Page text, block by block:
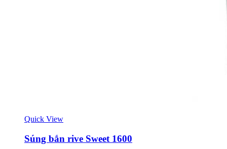
Quick View
Súng bắn rive Sweet 1600